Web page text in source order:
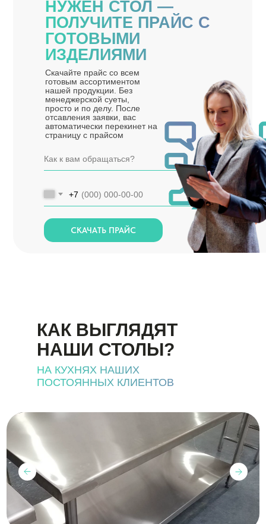
+7
СКАЧАТЬ ПРАЙС
НУЖЕН СТОЛ —
ПОЛУЧИТЕ ПРАЙС С
ГОТОВЫМИ
ИЗДЕЛИЯМИ
Скачайте прайс со всем
готовым ассортиментом
нашей продукции. Без
менеджерской суеты,
просто и по делу. После
отсавления заявки, вас
автоматически перекинет на
страницу с прайсом
НА КУХНЯХ НАШИХ
ПОСТОЯННЫХ КЛИЕНТОВ
КАК ВЫГЛЯДЯТ
НАШИ СТОЛЫ?